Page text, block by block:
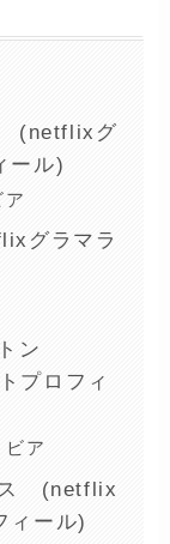
(netflixグ
ール)
グラマラ
トン
プロフィ
ビア
ス (netflix
ィール)